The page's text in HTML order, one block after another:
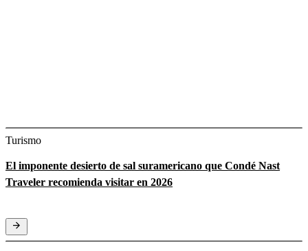
Turismo
El imponente desierto de sal suramericano que Condé Nast
Traveler recomienda visitar en 2026